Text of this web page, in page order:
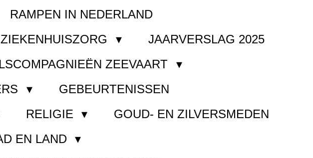
RAMPEN IN NEDERLAND
ZIEKENHUISZORG
JAARVERSLAG 2025
ZEEVAART
GEBEURTENISSEN
RELIGIE
GOUD- EN ZILVERSMEDEN
EN LAND